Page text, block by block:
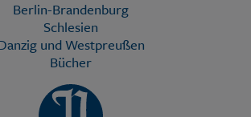
Berlin-Brandenburg
Schlesien
und Westpreußen
Bücher